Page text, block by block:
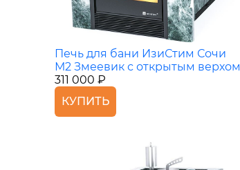
Печь для бани ИзиСтим Сочи
М2 Змеевик с открытым верхом
311 000 ₽
КУПИТЬ